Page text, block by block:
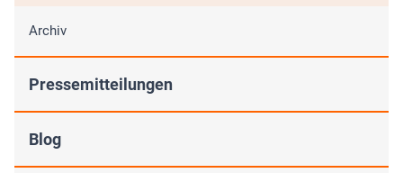
Archiv
Pressemitteilungen
Blog